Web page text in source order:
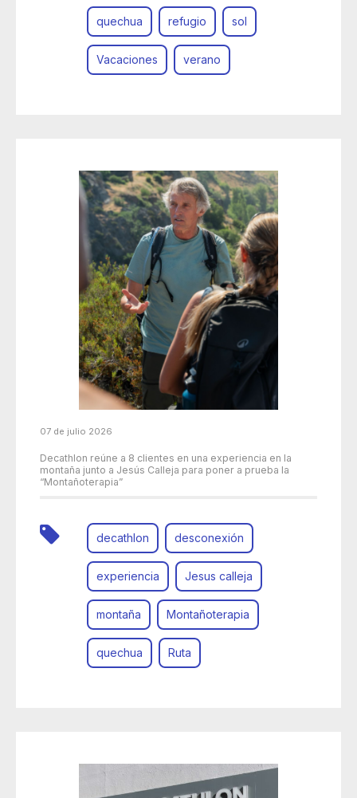
quechua refugio sol
Vacaciones verano
07 de julio 2026
Decathlon reúne a 8 clientes en una experiencia en la
montaña junto a Jesús Calleja para poner a prueba la
“Montañoterapia”
decathlon desconexión
experiencia Jesus calleja
montaña Montañoterapia
quechua Ruta